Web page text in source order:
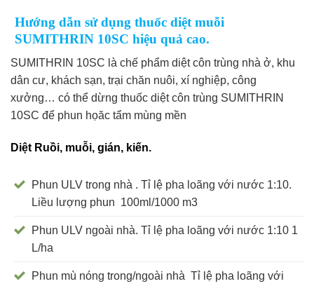
Hướng dẫn sử dụng thuốc diệt muỗi
SUMITHRIN 10SC hiệu quả cao.
SUMITHRIN 10SC là chế phẩm diệt côn trùng nhà ở, khu
dân cư, khách sạn, trại chăn nuôi, xí nghiệp, công
xưởng… có thể dừng thuốc diệt côn trùng SUMITHRIN
10SC để phun họăc tẩm mùng mền
Diệt Ruồi, muỗi, gián, kiến.
Phun ULV trong nhà . Tỉ lệ pha loãng với nước 1:10.
Liều lượng phun 100ml/1000 m3
Phun ULV ngoài nhà. Tỉ lệ pha loãng với nước 1:10 1
L/ha
Phun mù nóng trong/ngoài nhà Tỉ lệ pha loãng với